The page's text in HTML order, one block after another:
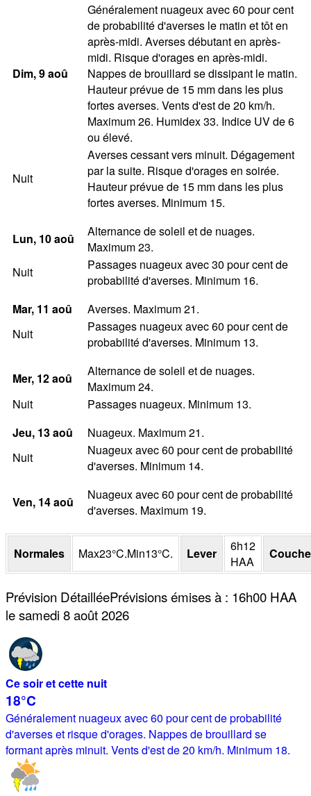
Dim, 9aoû
Généralement nuageux avec 60 pour cent
de probabilité d'averses le matin et tôt en
après-midi. Averses débutant en après-
midi. Risque d'orages en après-midi.
Nappes de brouillard se dissipant le matin.
Hauteur prévue de 15 mm dans les plus
fortes averses. Vents d'est de 20 km/h.
Maximum 26. Humidex 33. Indice UV de 6
ou élevé.
Nuit
Averses cessant vers minuit. Dégagement
par la suite. Risque d'orages en soirée.
Hauteur prévue de 15 mm dans les plus
fortes averses. Minimum 15.
Lun, 10aoû
Alternance de soleil et de nuages.
Maximum 23.
Nuit
Passages nuageux avec 30 pour cent de
probabilité d'averses. Minimum 16.
Mar, 11 aoû
Averses. Maximum 21.
Nuit
Passages nuageux avec 60 pour cent de
probabilité d'averses. Minimum 13.
Mer, 12aoû
Alternance de soleil et de nuages.
Maximum 24.
Nuit
Passages nuageux. Minimum 13.
Jeu, 13aoû
Nuageux. Maximum 21.
Nuit
Nuageux avec 60 pour cent de probabilité
d'averses. Minimum 14.
Ven, 14aoû
Nuageux avec 60 pour cent de probabilité
d'averses. Maximum 19.
Normales Max23°C.Min13°C. Lever
6h12
HAA
Prévision DétailléePrévisions émises à : 16h00 HAA
le samedi 8 août 2026
Ce soir et cette nuit
18°C
Généralement nuageux avec 60 pour cent de probabilité
d'averses et risque d'orages. Nappes de brouillard se
formant après minuit. Vents d'est de 20 km/h. Minimum 18.